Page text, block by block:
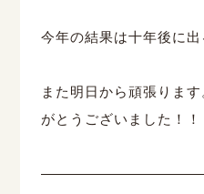
今年の結果は十年後に出
また明日から頑張りま
がとうございました！！